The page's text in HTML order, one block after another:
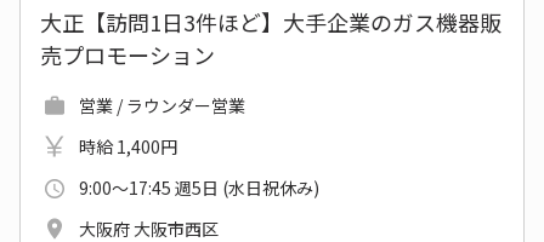
大正【訪問1日3件ほど】大手企業のガス機器販
売プロモーション
営業 / ラウンダー営業
時給 1,400円
9:00～17:45 週5日 (水日祝休み)
大阪府 大阪市西区